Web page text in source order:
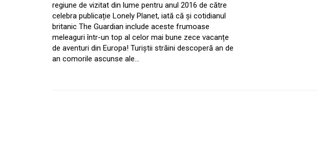
regiune de vizitat din lume pentru anul 2016 de către
celebra publicație Lonely Planet, iată că și cotidianul
britanic The Guardian include aceste frumoase
meleaguri într-un top al celor mai bune zece vacanțe
de aventuri din Europa! Turiștii străini descoperă an de
an comorile ascunse ale…